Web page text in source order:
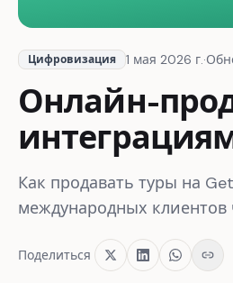
Цифровизация 1 мая 2026 г.·
Онлайн-
Как продавать туры на
международных клиентов
Поделиться